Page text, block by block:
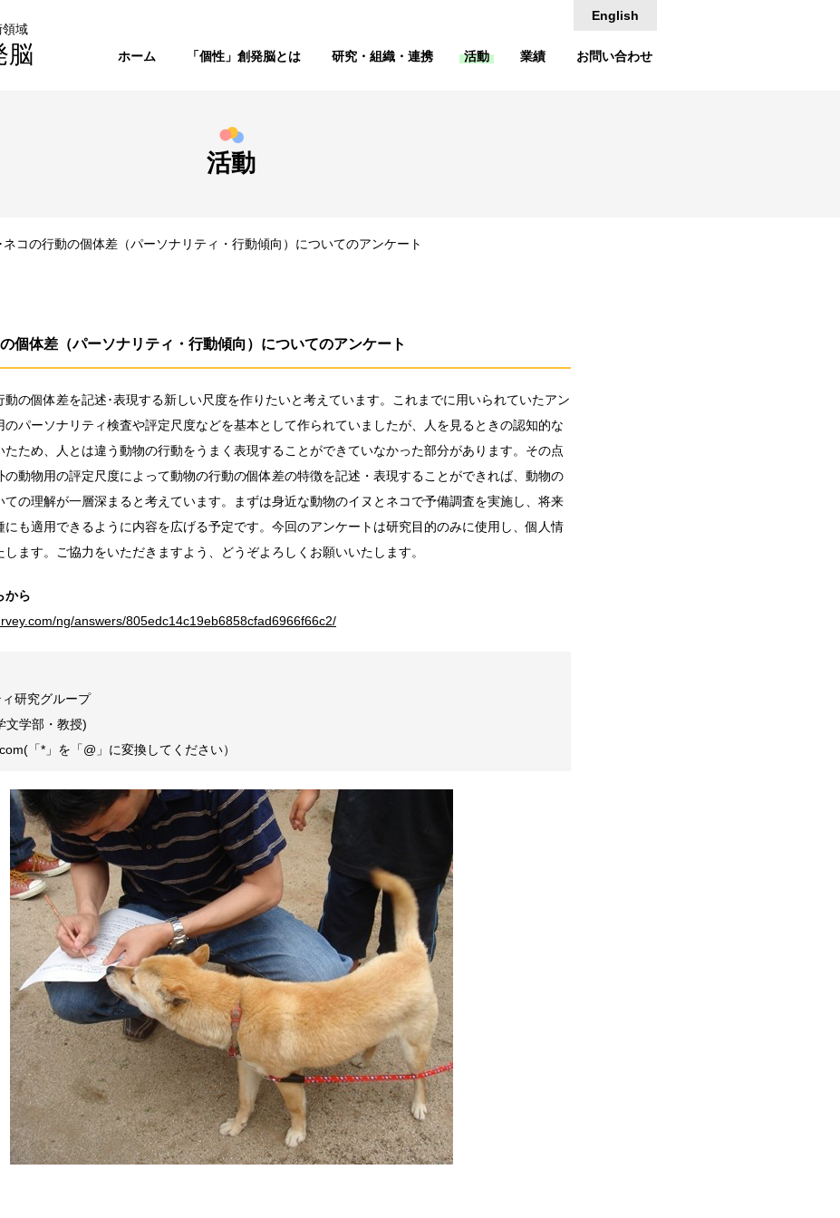
領域
脳 ホーム 「個性」創発脳とは 研究・組織・連携 活動 業績 お問い合わせ
English
活動
ネコの行動の個体差（パーソナリティ・行動傾向）についてのアンケート
個体差（パーソナリティ・行動傾向）についてのアンケート
動の個体差を記述･表現する新しい尺度を作りたいと考えています。これまでに用いられていたアン
のパーソナリティ検査や評定尺度などを基本として作られていましたが、人を見るときの認知的な
たため、人とは違う動物の行動をうまく表現することができていなかった部分があります。その点
の動物用の評定尺度によって動物の行動の個体差の特徴を記述・表現することができれば、動物の
ての理解が一層深まると考えています。まずは身近な動物のイヌとネコで予備調査を実施し、将来
にも適用できるように内容を広げる予定です。今回のアンケートは研究目的のみに使用し、個人情
ます。ご協力をいただきますよう、どうぞよろしくお願いいたします。
から
ng/answers/805edc14c19eb6858cfad6966f66c2/
研究グループ
文学部・教授)
「*」を「@」に変換してください）